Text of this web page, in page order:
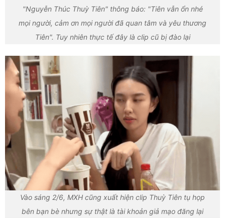
"Nguyễn Thúc Thuỳ Tiên" thông báo: "Tiên vẫn ổn nhé
mọi người, cảm ơn mọi người đã quan tâm và yêu thương
Tiên". Tuy nhiên thực tế đây là clip cũ bị đào lại
Vào sáng 2/6, MXH cũng xuất hiện clip Thuỳ Tiên tụ họp
bên bạn bè nhưng sự thật là tài khoản giả mạo đăng lại